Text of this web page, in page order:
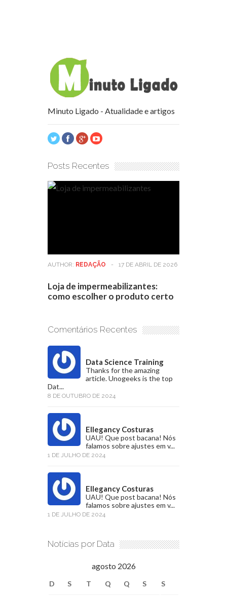
Minuto Ligado - Atualidade e artigos
Posts Recentes
AUTHOR: REDAÇÃO - 17 DE ABRIL DE 2026
Loja de impermeabilizantes:
como escolher o produto certo
Comentários Recentes
Data Science Training
Thanks for the amazing
article. Unogeeks is the top
Dat...
8 DE OUTUBRO DE 2024
Ellegancy Costuras
UAU! Que post bacana! Nós
falamos sobre ajustes em v...
1 DE JULHO DE 2024
Ellegancy Costuras
UAU! Que post bacana! Nós
falamos sobre ajustes em v...
1 DE JULHO DE 2024
Notícias por Data
agosto 2026
D S T Q Q S S